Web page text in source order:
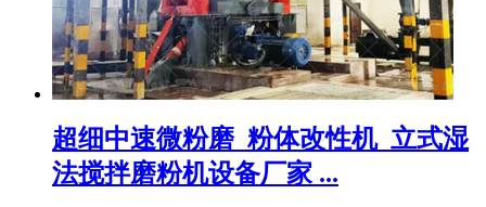
超细中速微粉磨_粉体改性机_立式湿
法搅拌磨粉机设备厂家 ...